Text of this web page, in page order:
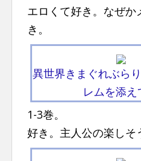
エロくて好き。なぜか
き。
異世界きまぐれぶら
レムを添え
1-3巻。
好き。主人公の楽しそ